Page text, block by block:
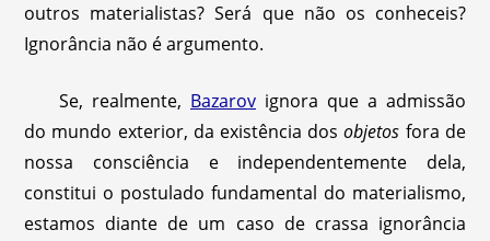
outros materialistas? Será que não os conheceis?
Ignorância não é argumento.
Se, realmente, Bazarov ignora que a admissão
do mundo exterior, da existência dosobjetos fora de
nossa consciência e independentemente dela,
constitui o postulado fundamental do materialismo,
estamos diante de um caso de crassa ignorância